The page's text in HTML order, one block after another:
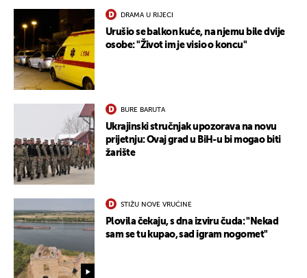
DRAMA U RIJECI
Urušio se balkon kuće, na njemu bile dvije
osobe: "Život im je visio o koncu"
BURE BARUTA
Ukrajinski stručnjak upozorava na novu
prijetnju: Ovaj grad u BiH-u bi mogao biti
žarište
STIŽU NOVE VRUĆINE
Plovila čekaju, s dna izviru čuda: "Nekad
sam se tu kupao, sad igram nogomet"